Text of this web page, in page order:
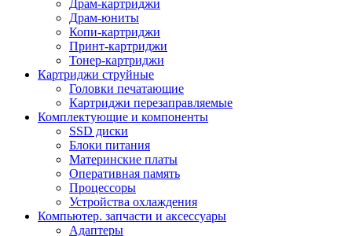
Драм-картриджи
Драм-юниты
Копи-картриджи
Принт-картриджи
Тонер-картриджи
Картриджи струйные
Головки печатающие
Картриджи перезаправляемые
Комплектующие и компоненты
SSD диски
Блоки питания
Материнские платы
Оперативная память
Процессоры
Устройства охлаждения
Компьютер. запчасти и аксессуары
Адаптеры